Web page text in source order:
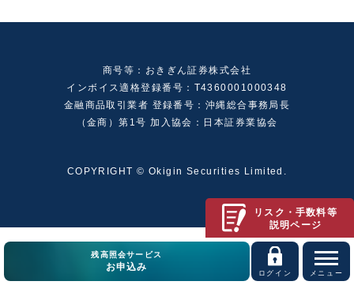
残高照会サービス
お申込み
ログイン メニュー
リスク・手数料等
説明ページ
商号等：おきぎん証券株式会社
インボイス適格登録番号：T4360001000348
金融商品取引業者 登録番号：沖縄総合事務局長
（金商）第1号 加入協会：日本証券業協会
COPYRIGHT © Okigin Securities Limited.